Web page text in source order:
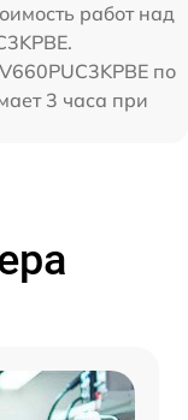
работ над
по
3 часа при